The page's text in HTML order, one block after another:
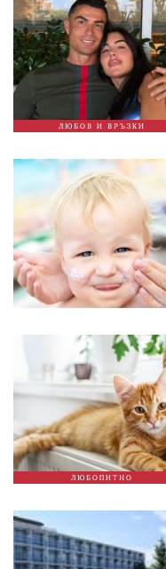
ЛЮБОВ И ВРЪЗКИ
ЛЮБОПИТНО